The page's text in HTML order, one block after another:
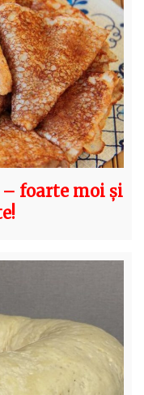
– foarte moi și